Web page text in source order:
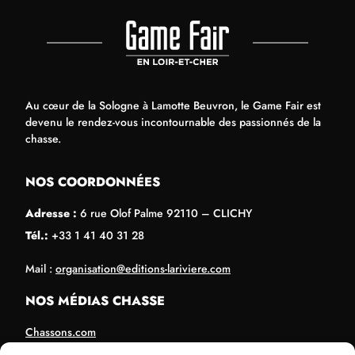
Au cœur de la Sologne à Lamotte Beuvron, le Game Fair est
devenu le rendez-vous incontournable des passionnés de la
chasse.
NOS COORDONNÉES
Adresse : 6 rue Olof Palme 92110 – CLICHY
Tél.: +33 1 41 40 31 28
Mail : organisation@editions-lariviere.com
NOS MÉDIAS CHASSE
Chassons.com